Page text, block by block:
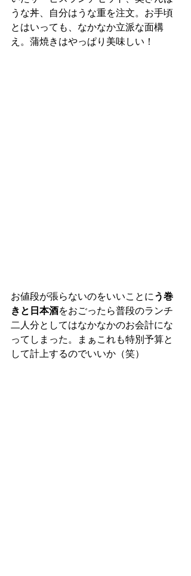
うな丼、自分はうな重を注文。お手頃
とはいっても、なかなか立派な面構
え。蒲焼きはやっぱり美味しい！
お値段が張らないのをいいことにう巻
きと日本酒をおごったら普段のランチ
二人分としてはなかなかのお会計にな
ってしまった。まぁこれも特別予算と
して計上するのでいいか（笑）